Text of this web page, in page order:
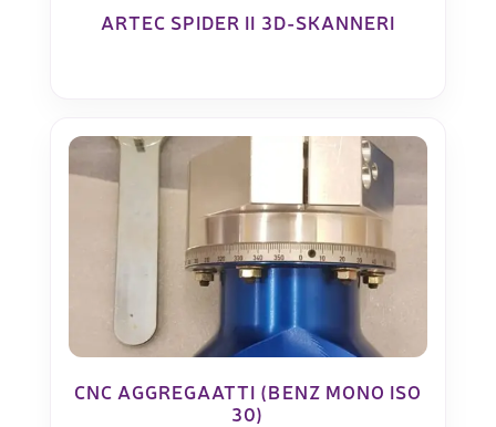
ARTEC SPIDER II 3D-SKANNERI
CNC AGGREGAATTI (BENZ MONO ISO
30)